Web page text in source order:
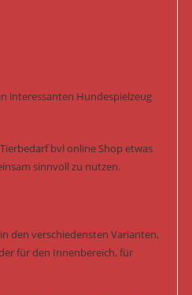
interessanten Hundespielzeug
bvl online Shop etwas
sinnvoll zu nutzen.
den verschiedensten Varianten,
für den Innenbereich, für